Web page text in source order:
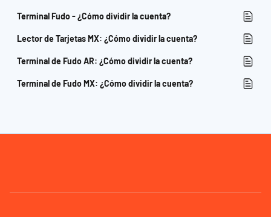
Terminal Fudo - ¿Cómo dividir la cuenta?
Lector de Tarjetas MX: ¿Cómo dividir la cuenta?
Terminal de Fudo AR: ¿Cómo dividir la cuenta?
Terminal de Fudo MX: ¿Cómo dividir la cuenta?